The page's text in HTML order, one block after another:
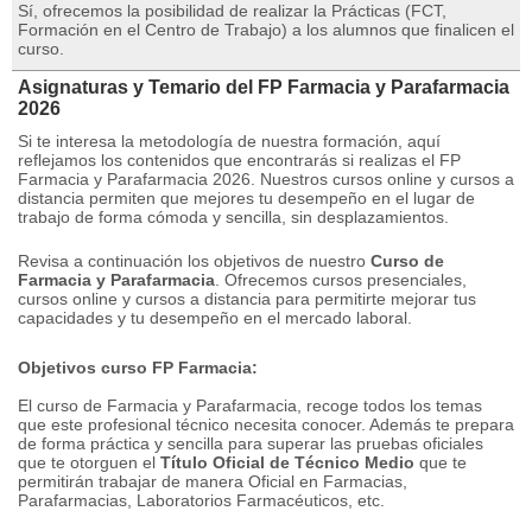
Sí, ofrecemos la posibilidad de realizar la Prácticas (FCT,
Formación en el Centro de Trabajo) a los alumnos que finalicen el
curso.
Asignaturas y Temario del FP Farmacia y Parafarmacia
2026
Si te interesa la metodología de nuestra formación, aquí
reflejamos los contenidos que encontrarás si realizas el FP
Farmacia y Parafarmacia 2026. Nuestros cursos online y cursos a
distancia permiten que mejores tu desempeño en el lugar de
trabajo de forma cómoda y sencilla, sin desplazamientos.
Revisa a continuación los objetivos de nuestro Curso de
Farmacia y Parafarmacia . Ofrecemos cursos presenciales,
cursos online y cursos a distancia para permitirte mejorar tus
capacidades y tu desempeño en el mercado laboral.
Objetivos curso FP Farmacia:
El curso de Farmacia y Parafarmacia, recoge todos los temas
que este profesional técnico necesita conocer. Además te prepara
de forma práctica y sencilla para superar las pruebas oficiales
que te otorguen el Título Oficial de Técnico Medio que te
permitirán trabajar de manera Oficial en Farmacias,
Parafarmacias, Laboratorios Farmacéuticos, etc.